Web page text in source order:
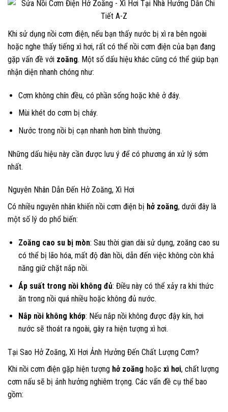
Khi sử dụng nồi cơm điện, nếu bạn thấy nước bị xì ra bên ngoài
hoặc nghe thấy tiếng xì hơi, rất có thể nồi cơm điện của bạn đang
gặp vấn đề với zoăng. Một số dấu hiệu khác cũng có thể giúp bạn
nhận diện nhanh chóng như:
Cơm không chín đều, có phần sống hoặc khê ở đáy.
Mùi khét do cơm bị cháy.
Nước trong nồi bị cạn nhanh hơn bình thường.
Những dấu hiệu này cần được lưu ý để có phương án xử lý sớm
nhất.
Nguyên Nhân Dẫn Đến Hở Zoăng, Xì Hơi
Có nhiều nguyên nhân khiến nồi cơm điện bị hở zoăng, dưới đây là
một số lý do phổ biến:
Zoăng cao su bị mòn: Sau thời gian dài sử dụng, zoăng cao su
có thể bị lão hóa, mất độ đàn hồi, dẫn đến việc không còn khả
năng giữ chặt nắp nồi.
Áp suất trong nồi không đủ: Điều này có thể xảy ra khi thức
ăn trong nồi quá nhiều hoặc không đủ nước.
Nắp nồi không khớp: Nếu nắp nồi không được đậy kín, hơi
nước sẽ thoát ra ngoài, gây ra hiện tượng xì hơi.
Tại Sao Hở Zoăng, Xì Hơi Ảnh Hưởng Đến Chất Lượng Cơm?
Khi nồi cơm điện gặp hiện tượng hở zoăng hoặc xì hơi, chất lượng
cơm nấu sẽ bị ảnh hưởng nghiêm trọng. Các vấn đề cụ thể bao
gồm: